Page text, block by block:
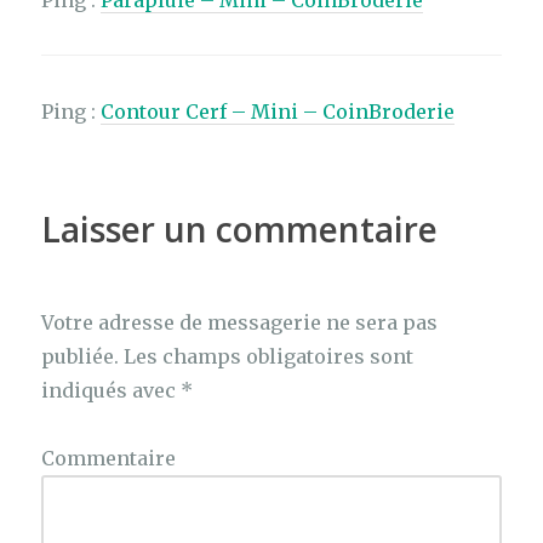
Ping : Contour Cerf – Mini – CoinBroderie
Laisser un commentaire
Votre adresse de messagerie ne sera pas
publiée. Les champs obligatoires sont
indiqués avec *
Commentaire